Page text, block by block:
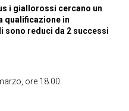
i giallorossi cercano un
qualificazione in
sono reduci da 2 successi
ore 18.00